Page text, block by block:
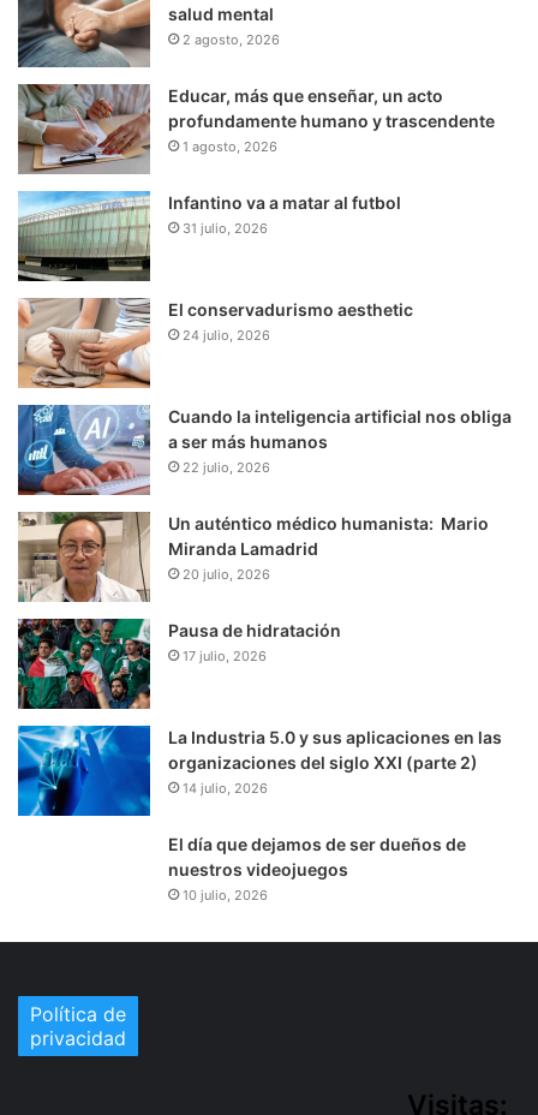
salud mental
2 agosto, 2026
Educar, más que enseñar, un acto
profundamente humano y trascendente
1 agosto, 2026
Infantino va a matar al futbol
31 julio, 2026
El conservadurismo aesthetic
24 julio, 2026
Cuando la inteligencia artificial nos obliga
a ser más humanos
22 julio, 2026
Un auténtico médico humanista: Mario
Miranda Lamadrid
20 julio, 2026
Pausa de hidratación
17 julio, 2026
La Industria 5.0 y sus aplicaciones en las
organizaciones del siglo XXI (parte 2)
14 julio, 2026
El día que dejamos de ser dueños de
nuestros videojuegos
10 julio, 2026
Política de
privacidad
Visitas: